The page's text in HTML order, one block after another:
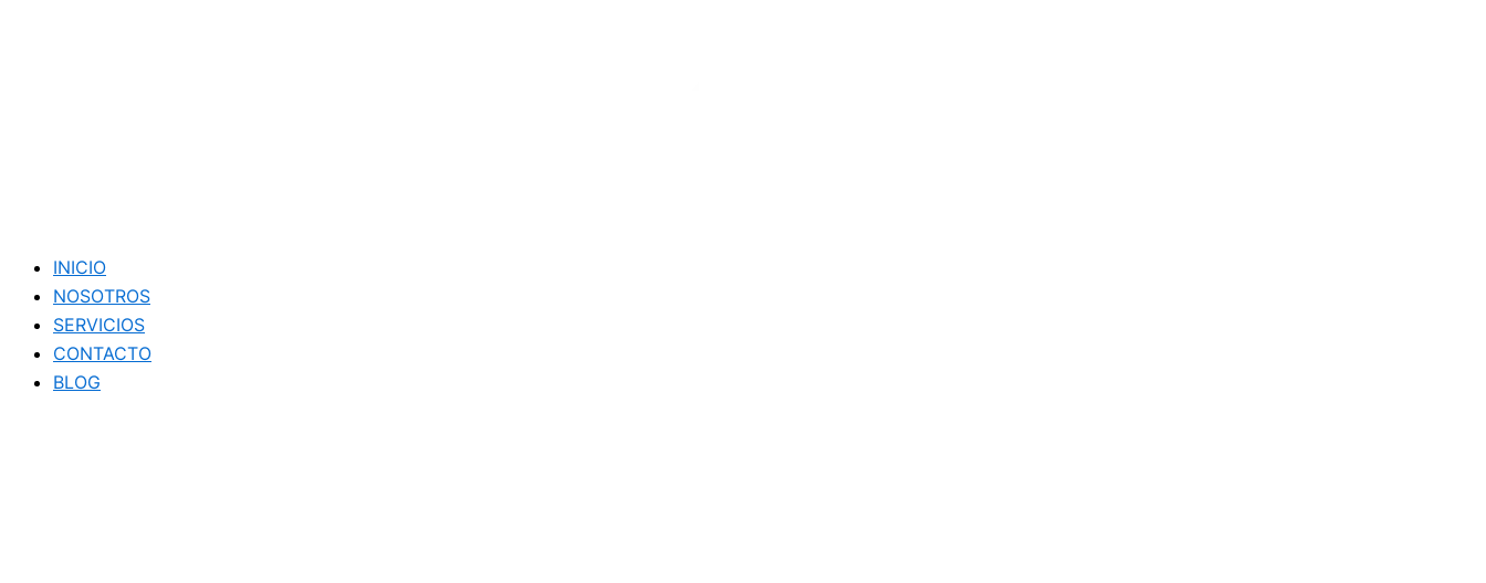
INICIO
NOSOTROS
SERVICIOS
CONTACTO
BLOG